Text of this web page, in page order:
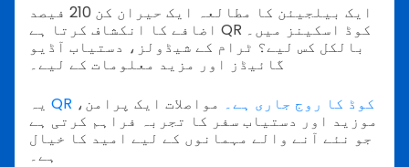
ایک بیلجیئن کا مطالعہ ایک حیران کن 210 فیصد
اضافے کا انکشاف کرتا ہے QR کوڈ اسکینز میں۔
بالکل کس لیے؟ ٹرام کے شیڈولز، دستیاب آڈیو
گائیڈز اور مزید معلومات کے لیے۔
QR کوڈ کا روج جاری ہے۔ مواصلات ایک پرامن،
موزید اور دستیاب سفر کا تجربہ فراہم کرتی ہے
جو نئے آنے والے مہمانوں کے لیے امید کا خیال
ہے۔